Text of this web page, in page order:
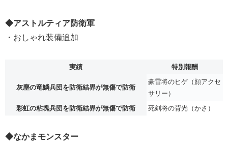
◆アストルティア防衛軍
・おしゃれ装備追加
実績 特別報酬
灰塵の竜鱗兵団を防衛結界が無傷で防衛
豪雷将のヒゲ（顔アクセ
サリー）
彩虹の粘塊兵団を防衛結界が無傷で防衛
死剣将の背光（かさ）
◆なかまモンスター